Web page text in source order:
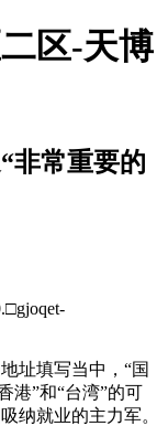
区-天博
非常重要的
址填写当中，“国
港”和“台湾”的可
就业的主力军。